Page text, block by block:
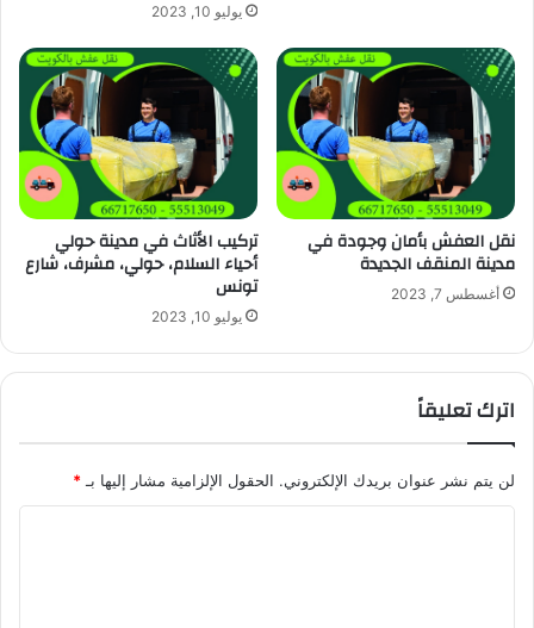
يوليو 10, 2023
نقل العفش بأمان وجودة في
مدينة المنقف الجديدة
أغسطس 7, 2023
تركيب الأثاث في مدينة حولي
أحياء السلام، حولي، مشرف، شارع
تونس
يوليو 10, 2023
اترك تعليقاً
لن يتم نشر عنوان بريدك الإلكتروني. الحقول الإلزامية مشار إليها بـ*